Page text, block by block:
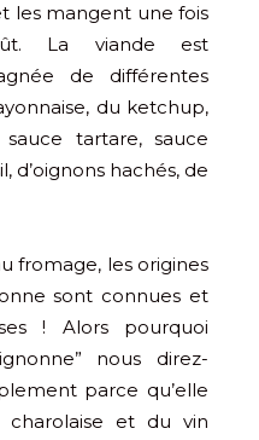
les mangent une fois
La viande est
de différentes
du ketchup,
tartare, sauce
d’oignons hachés, de
fromage, les origines
sont connues et
! Alors pourquoi
nous direz-
parce qu’elle
et du vin